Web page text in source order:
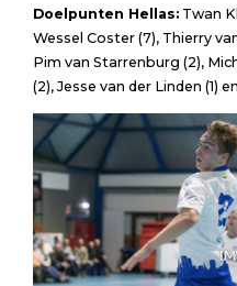
Doelpunten Hellas:Twan
Wessel Coster (7), Thierry
Pim van Starrenburg (2),
(2), Jesse van der Linden (1)